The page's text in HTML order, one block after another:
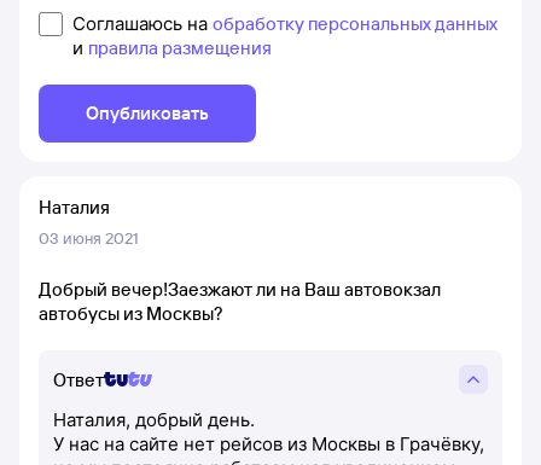
Соглашаюсь на обработку персональных данных
и правила размещения
Опубликовать
Наталия
03 июня 2021
Добрый вечер!Заезжают ли на Ваш автовокзал
автобусы из Москвы?
Ответ
Наталия, добрый день.
У нас на сайте нет рейсов из Москвы в Грачёвку,